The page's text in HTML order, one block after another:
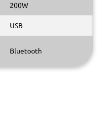
200W
USB
Bluetooth